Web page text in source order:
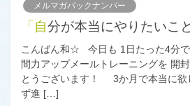
メルマガバックナンバー
「自分が本当にやりたい
こんばん和☆ 今日も 1日たった4分で
間力アップメールトレーニングを 開
とうございます！ 3か月で本当に欲
ず進 […]